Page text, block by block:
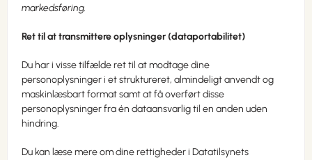
markedsføring.
Ret til at transmittere oplysninger (dataportabilitet)
Du har i visse tilfælde ret til at modtage dine
personoplysninger i et struktureret, almindeligt anvendt og
maskinlæsbart format samt at få overført disse
personoplysninger fra én dataansvarlig til en anden uden
hindring.
Du kan læse mere om dine rettigheder i Datatilsynets